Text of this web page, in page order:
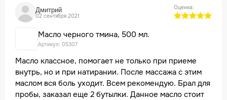
Дмитрий
02 сентября 2021
Оценка:
Масло черного тмина, 500 мл.
Артикул: 05307
Масло классное, помогает не только при приеме
внутрь, но и при натирании. После массажа с этим
маслом вся боль уходит. Всем рекомендую. Брал для
пробы, заказал еще 2 бутылки. Данное масло стоит